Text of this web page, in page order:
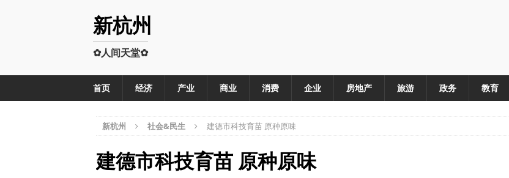
新杭州
✿人间天堂✿
首页 经济 产业 商业 消费 企业 房地产 旅游 政务 教育
新杭州 社会&民生 建德市科技育苗 原种原味
建德市科技育苗 原种原味